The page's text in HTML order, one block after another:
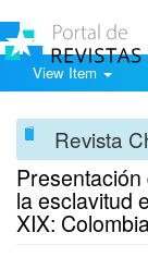
View Item
Revista
Presentación
la esclavitud
XIX: